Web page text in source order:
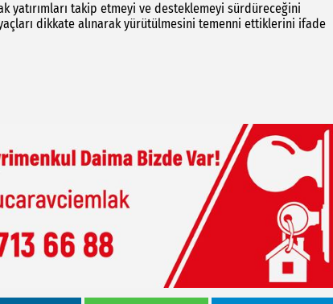
yatırımları takip etmeyi ve desteklemeyi sürdüreceğini
dikkate alınarak yürütülmesini temenni ettiklerini ifade